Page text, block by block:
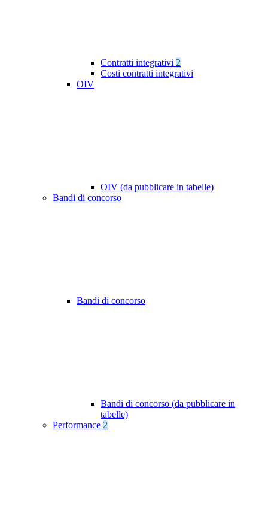
Contratti integrativi 2
Costi contratti integrativi
OIV
OIV (da pubblicare in tabelle)
Bandi di concorso
Bandi di concorso
Bandi di concorso (da pubblicare in
tabelle)
Performance 2